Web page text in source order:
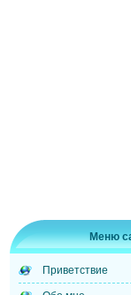
Меню
Приветствие